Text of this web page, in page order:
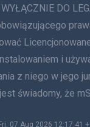
DO
i
z niego w jego
świadomy, że
07 Aug 2026 12:17:41